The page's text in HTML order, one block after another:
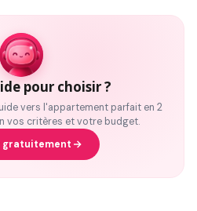
pour choisir ?
vers l'appartement parfait en 2
vos critères et votre budget.
gratuitement